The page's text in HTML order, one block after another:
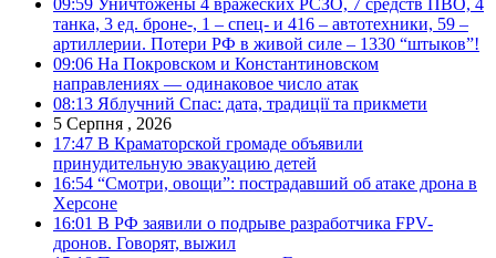
танка, 3 ед. броне-, 1 – спец- и 416 – автотехники, 59 –
артиллерии. Потери РФ в живой силе – 1330 “штыков”!
09:06 На Покровском и Константиновском
направлениях — одинаковое число атак
08:13 Яблучний Спас: дата, традиції та прикмети
5 Серпня , 2026
17:47 В Краматорской громаде объявили
принудительную эвакуацию детей
16:54 “Смотри, овощи”: пострадавший об атаке дрона в
Херсоне
16:01 В РФ заявили о подрыве разработчика FPV-
дронов. Говорят, выжил